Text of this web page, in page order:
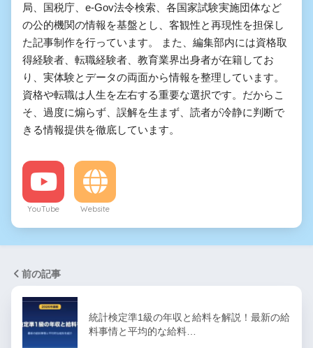
局、国税庁、e-Gov法令検索、各国家試験実施団体など
の公的機関の情報を基盤とし、客観性と再現性を担保し
た記事制作を行っています。 また、編集部内には資格取
得経験者、転職経験者、教育業界出身者が在籍してお
り、実体験とデータの両面から情報を整理しています。
資格や転職は人生を左右する重要な選択です。だからこ
そ、過度に煽らず、誤解を生まず、読者が冷静に判断で
きる情報提供を徹底しています。
YouTube Website
前の記事
統計検定準1級の年収と給料を解説！最新の給
料事情と平均的な給料…